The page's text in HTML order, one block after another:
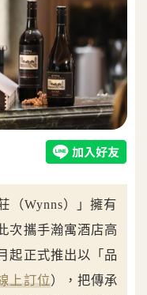
（Wynns）」擁有
次攜手瀚寓酒店高
起正式推出以「品
上訂位），把傳承